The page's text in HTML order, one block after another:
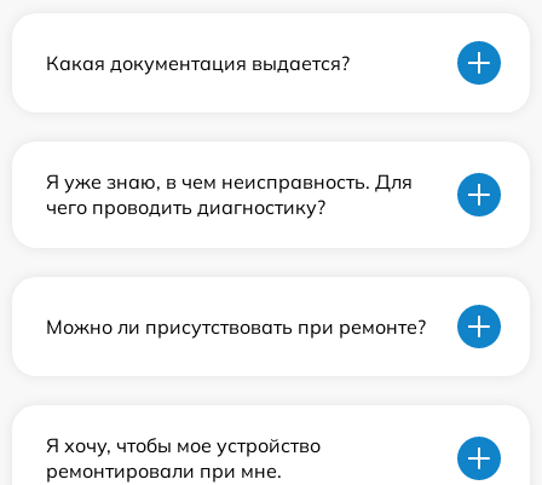
Какая документация выдается?
Я уже знаю, в чем неисправность. Для
чего проводить диагностику?
Можно ли присутствовать при ремонте?
Я хочу, чтобы мое устройство
ремонтировали при мне.